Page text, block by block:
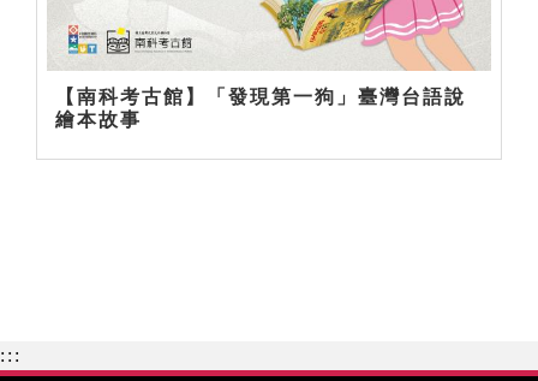
【南科考古館】「發現第一狗」臺灣台語說
繪本故事
:::